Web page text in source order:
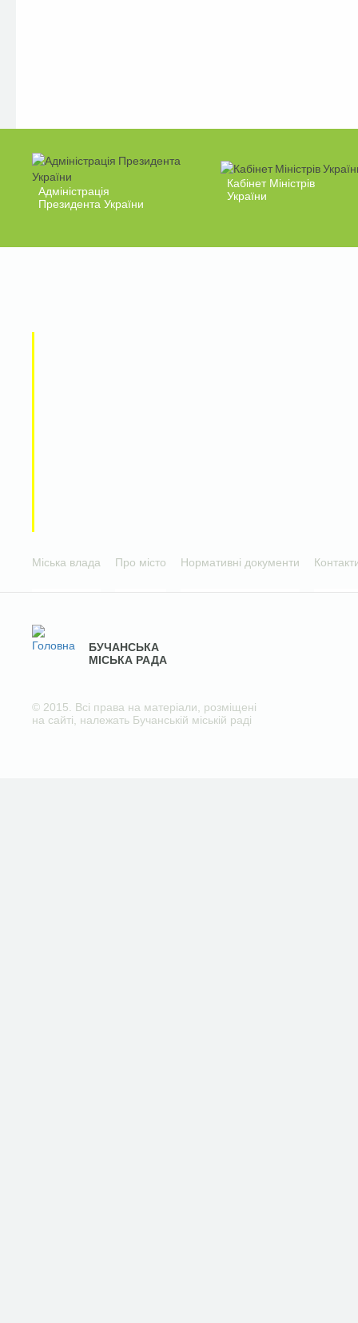
Адміністрація
Президента України
Кабінет Міністрів
України
Міська влада Про місто Нормативні документи
БУЧАНСЬКА
МІСЬКА РАДА
© 2015. Всі права на матеріали, розміщені
на сайті, належать Бучанській міській раді